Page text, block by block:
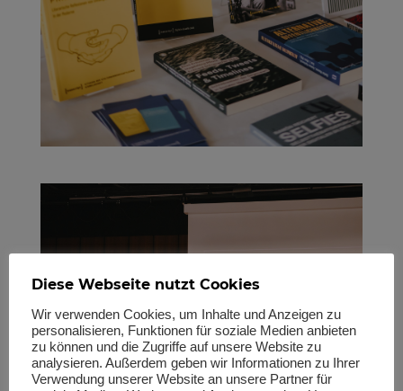
Diese Webseite nutzt Cookies
Wir verwenden Cookies, um Inhalte und Anzeigen zu
personalisieren, Funktionen für soziale Medien anbieten
zu können und die Zugriffe auf unsere Website zu
analysieren. Außerdem geben wir Informationen zu Ihrer
Verwendung unserer Website an unsere Partner für